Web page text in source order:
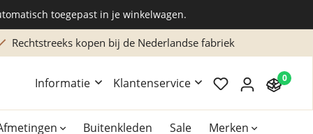
toegepast in je winkelwagen.
Rechtstreeks kopen bij de Nederlandse fabriek
Informatie Klantenservice 0
Buitenkleden Sale Merken